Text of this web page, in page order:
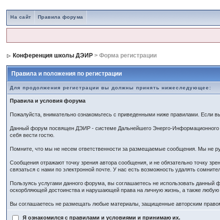
На сайт Правила форума
Конференция школы ДЭИР > Форма регистрации
Правила и положения по регистрации
Для продолжения регистрации вы должны принять нижеследующее:
Правила и условия форума
Пожалуйста, внимательно ознакомьтесь с приведенными ниже правилами. Если
Данный форум посвящен ДЭИР - системе Дальнейшего Энерго-Информационного
себя вести гостю.
Помните, что мы не несем ответственности за размещаемые сообщения. Мы не
Сообщения отражают точку зрения автора сообщения, и не обязательно точку
связаться с нами по электронной почте. У нас есть возможность удалять
Пользуясь услугами данного форума, вы соглашаетесь не использовать
оскорбляющей достоинства и нарушающей права на личную жизнь, а также
Вы соглашаетесь не размещать любые материалы, защищенные авторским
Я ознакомился с правилами и условиями и принимаю их.